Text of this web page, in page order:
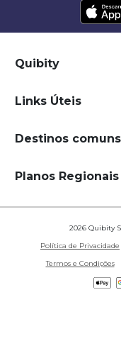
Quibity
Links Úteis
Destinos comuns
Planos Regionais
2026 Quibity
Política de Privacidade
Termos e Condições